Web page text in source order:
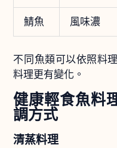
鯖魚 風味濃
不同魚類可以依照料
料理更有變化。
健康輕食魚料
調方式
清蒸料理